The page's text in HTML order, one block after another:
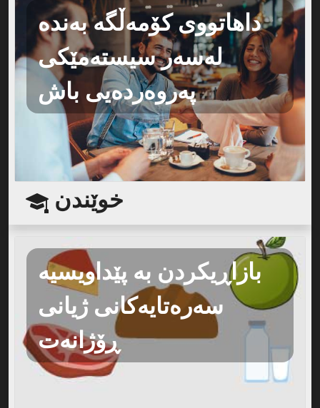
داهاتووی کۆمەڵگە بەندە
لەسەر سیستەمێکی
پەروەردەیی باش
خوێندن
بازاڕیکردن بە پێداویسیە
سەرەتایەکانی ژیانی
ڕۆژانەت